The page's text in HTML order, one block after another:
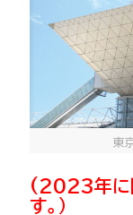
東
(2023年に
す。）